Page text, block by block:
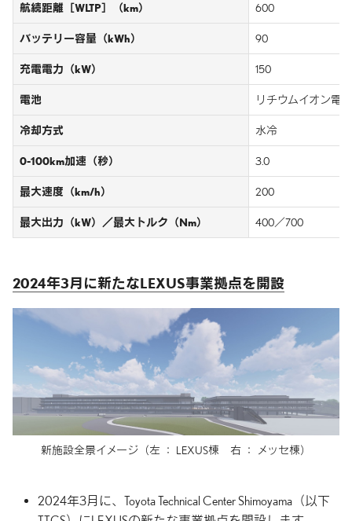
航続距離［WLTP］（km） 600
バッテリー容量（kWh） 90
充電電力（kW） 150
電池 リチウムイオン電池
冷却方式 水冷
0-100km加速（秒） 3.0
最大速度（km/h） 200
最大出力（kW）／最大トルク（Nm） 400／700
2024年3月に新たなLEXUS事業拠点を開設
新施設全景イメージ （左 ： LEXUS棟 右 ： メッセ棟）
2024年3月に、Toyota Technical Center Shimoyama（以下